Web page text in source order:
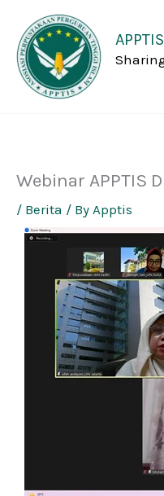
content
APPTIS
Webinar APPTIS
/ Berita / By Apptis